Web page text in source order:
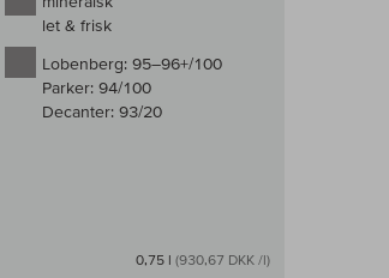
let & frisk
Lobenberg: 95–96+/100
Parker: 94/100
Decanter: 93/20
0,75 l (930,67 DKK /l)